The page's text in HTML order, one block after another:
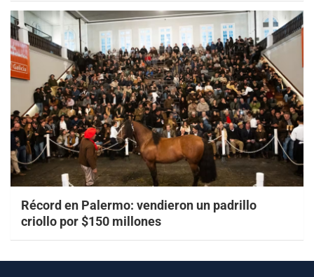
Récord en Palermo: vendieron un padrillo
criollo por $150 millones